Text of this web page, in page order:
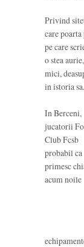
Privind
care
pe care
o stea
mici,
in istoria sa.
In Berceni,
jucatorii
Club Fcsb
probabil ca
primesc
acum noile